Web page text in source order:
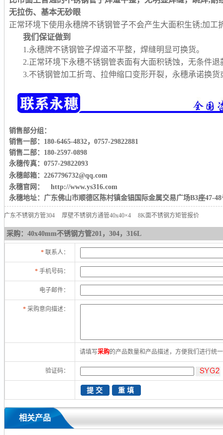
无拉伤、基本无砂眼
正常环境下使用永穗牌不锈钢管子不会产生大面积生锈;加
我们保证做到
1.永穗牌不锈钢管子焊道不平整，焊缝明显可换货。
2.正常环境下永穗不锈钢管表面有大面积锈蚀，无条件退
3.不锈钢管加工折弯、拉伸缩口变形开裂，永穗承诺换
销售部分组：
销售一部：180-6465-4832，0757-29822881
销售二部：180-2597-0898
永穗传真：0757-29822093
永穗邮箱：2267796732@qq.com
永穗官网： http://www.ys316.com
永穗地址：广东佛山市顺德区陈村镇金锠国际金属交易广场B3座47-48
广东不锈钢方管304 厚壁不锈钢方通管40x40×4 8K面不锈钢方矩管报价
采购：40x40mm不锈钢方管201，304，316L
* 联系人：
* 手机号码：
电子邮件：
* 采购意向描述：
请填写采购的产品数量和产品描述，方便我们进行统
验证码：
相关产品